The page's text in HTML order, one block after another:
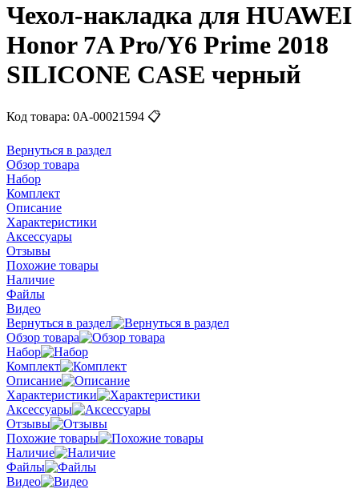
Чехол-накладка для HUAWEI
Honor 7A Pro/Y6 Prime 2018
SILICONE CASE черный
Код товара: 0А-00021594 📋
Вернуться в раздел
Обзор товара
Набор
Комплект
Описание
Характеристики
Аксессуары
Отзывы
Похожие товары
Наличие
Файлы
Видео
Вернуться в раздел
Обзор товара
Набор
Комплект
Описание
Характеристики
Аксессуары
Отзывы
Похожие товары
Наличие
Файлы
Видео